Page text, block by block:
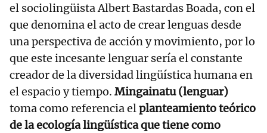
el sociolingüista Albert Bastardas Boada, con el
que denomina el acto de crear lenguas desde
una perspectiva de acción y movimiento, por lo
que este incesante lenguar sería el constante
creador de la diversidad lingüística humana en
el espacio y tiempo. Mingainatu (lenguar)
toma como referencia elplanteamiento teórico
de la ecología lingüística que tiene como